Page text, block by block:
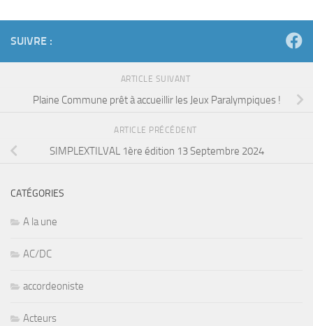
SUIVRE :
ARTICLE SUIVANT
Plaine Commune prêt à accueillir les Jeux Paralympiques !
ARTICLE PRÉCÉDENT
SIMPLEXTILVAL 1ère édition 13 Septembre 2024
CATÉGORIES
A la une
AC/DC
accordeoniste
Acteurs